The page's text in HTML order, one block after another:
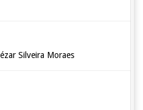
Silveira Moraes